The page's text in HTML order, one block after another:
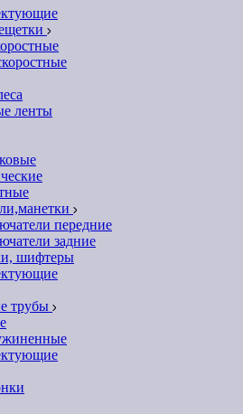
ленты
передние
задние
шифтеры
трубы